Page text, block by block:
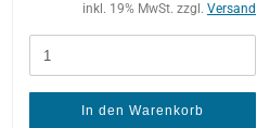
inkl. 19% MwSt. zzgl. Versand
In den Warenkorb